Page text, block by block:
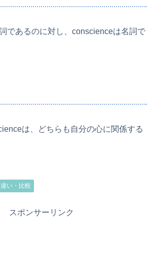
であるのに対し、conscienceは名詞で
は、どちらも自分の心に関係する
い・比較
スポンサーリンク